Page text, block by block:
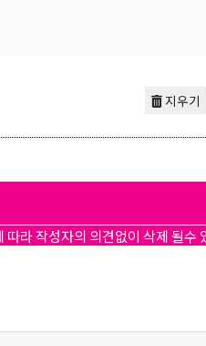
지우기
라 작성자의 의견없이 삭제 될수